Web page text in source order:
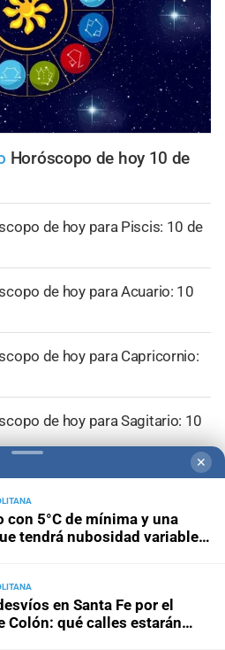
Horóscopo de hoy 10 de
de hoy para Piscis: 10 de
de hoy para Acuario: 10
de hoy para Capricornio:
de hoy para Sagitario: 10
✕
con 5°C de mínima y una
tendrá nubosidad variable
en Santa Fe por el
Colón: qué calles estarán